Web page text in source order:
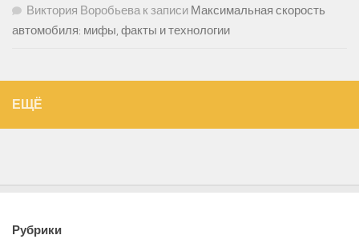
Виктория Воробьевак записи Максимальная скорость
автомобиля: мифы, факты и технологии
ЕЩЁ
Рубрики